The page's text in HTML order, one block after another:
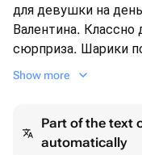
для девушки на
Валентина.
сюрприза. Шарики
потолок, в фонтан
шарики в красивую
В данный сет
Show more
Part of the text
automatically